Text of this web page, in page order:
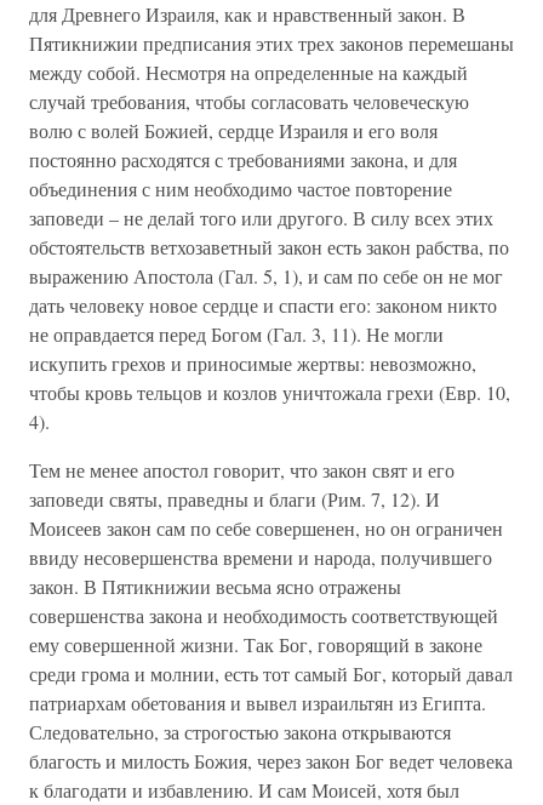
для Древнего Израиля, как и нравственный закон. В
Пятикнижии предписания этих трех законов перемешаны
между собой. Несмотря на определенные на каждый
случай требования, чтобы согласовать человеческую
волю с волей Божией, сердце Израиля и его воля
постоянно расходятся с требованиями закона, и для
объединения с ним необходимо частое повторение
заповеди – не делай того или другого. В силу всех этих
обстоятельств ветхозаветный закон есть закон рабства, по
выражению Апостола (Гал. 5, 1), и сам по себе он не мог
дать человеку новое сердце и спасти его: законом никто
не оправдается перед Богом (Гал. 3, 11). Не могли
искупить грехов и приносимые жертвы: невозможно,
чтобы кровь тельцов и козлов уничтожала грехи (Евр. 10,
4).
Тем не менее апостол говорит, что закон свят и его
заповеди святы, праведны и благи (Рим. 7, 12). И
Моисеев закон сам по себе совершенен, но он ограничен
ввиду несовершенства времени и народа, получившего
закон. В Пятикнижии весьма ясно отражены
совершенства закона и необходимость соответствующей
ему совершенной жизни. Так Бог, говорящий в законе
среди грома и молнии, есть тот самый Бог, который давал
патриархам обетования и вывел израильтян из Египта.
Следовательно, за строгостью закона открываются
благость и милость Божия, через закон Бог ведет человека
к благодати и избавлению. И сам Моисей, хотя был